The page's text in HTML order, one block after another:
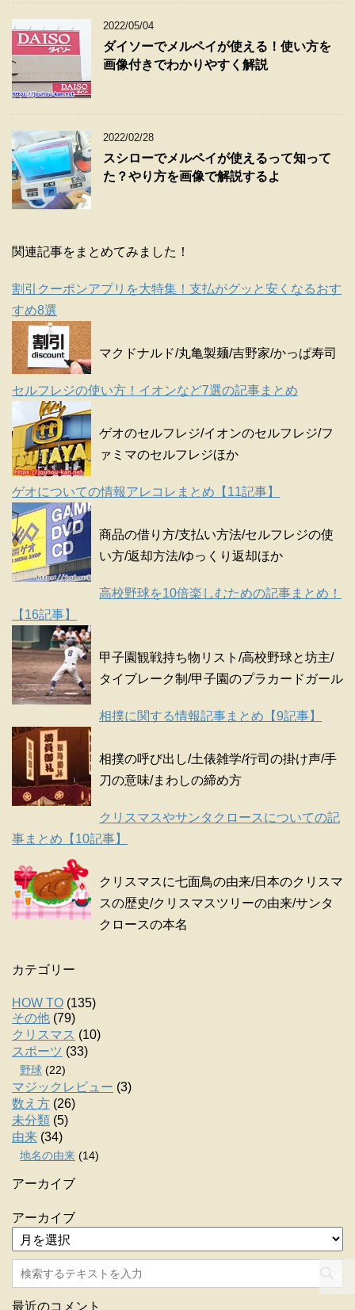
2022/05/04
ダイソーでメルペイが使える！使い方を
画像付きでわかりやすく解説
2022/02/28
スシローでメルペイが使えるって知って
た？やり方を画像で解説するよ
関連記事をまとめてみました！
割引クーポンアプリを大特集！支払がグッと安くなるおす
すめ8選
マクドナルド/丸亀製麺/吉野家/かっぱ寿司
セルフレジの使い方！イオンなど7選の記事まとめ
ゲオのセルフレジ/イオンのセルフレジ/フ
ァミマのセルフレジほか
ゲオについての情報アレコレまとめ【11記事】
商品の借り方/支払い方法/セルフレジの使
い方/返却方法/ゆっくり返却ほか
高校野球を10倍楽しむための記事まとめ！
【16記事】
甲子園観戦持ち物リスト/高校野球と坊主/
タイブレーク制/甲子園のプラカードガール
相撲に関する情報記事まとめ【9記事】
相撲の呼び出し/土俵雑学/行司の掛け声/手
刀の意味/まわしの締め方
クリスマスやサンタクロースについての記
事まとめ【10記事】
クリスマスに七面鳥の由来/日本のクリスマ
スの歴史/クリスマスツリーの由来/サンタ
クロースの本名
カテゴリー
HOW TO (135)
その他 (79)
クリスマス (10)
スポーツ (33)
野球 (22)
マジックレビュー (3)
数え方 (26)
未分類 (5)
由来 (34)
地名の由来 (14)
アーカイブ
アーカイブ
最近のコメント